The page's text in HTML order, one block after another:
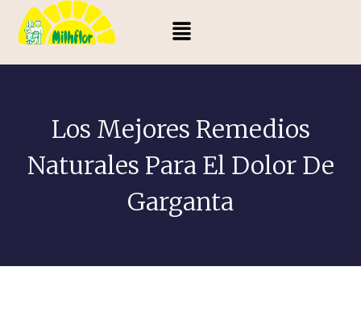
Los Mejores Remedios
Naturales Para El Dolor De
Garganta